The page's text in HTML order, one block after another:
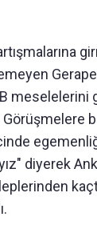
meselelerini
diyerek